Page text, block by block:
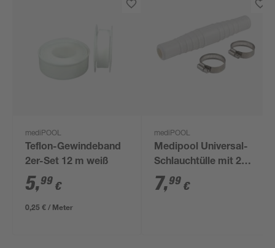
mediPOOL
Teflon-Gewindeband
2er-Set 12 m weiß
5,99 €
0,25 € / Meter
mediPOOL
Medipool Universal-
Schlauchtülle mit 2
Schellen Ø 32 und 38
mm
7,99 €